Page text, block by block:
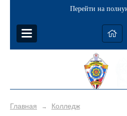
Перейти на
Главная → Колледж